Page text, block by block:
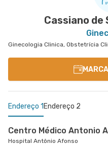
Cassiano de
Endereço 1 Endereço 2
Centro Médico Antonio
Hospital Antônio Afonso